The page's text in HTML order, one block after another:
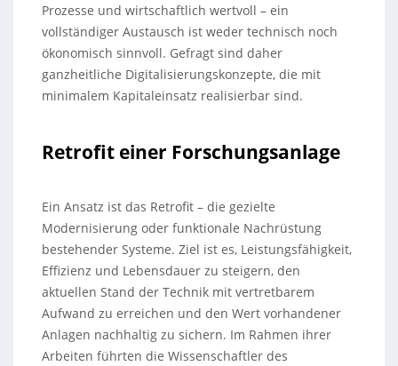
Prozesse und wirtschaftlich wertvoll – ein
vollständiger Austausch ist weder technisch noch
ökonomisch sinnvoll. Gefragt sind daher
ganzheitliche Digitalisierungskonzepte, die mit
minimalem Kapitaleinsatz realisierbar sind.
Retrofit einer Forschungsanlage
Ein Ansatz ist das Retrofit – die gezielte
Modernisierung oder funktionale Nachrüstung
bestehender Systeme. Ziel ist es, Leistungsfähigkeit,
Effizienz und Lebensdauer zu steigern, den
aktuellen Stand der Technik mit vertretbarem
Aufwand zu erreichen und den Wert vorhandener
Anlagen nachhaltig zu sichern. Im Rahmen ihrer
Arbeiten führten die Wissenschaftler des